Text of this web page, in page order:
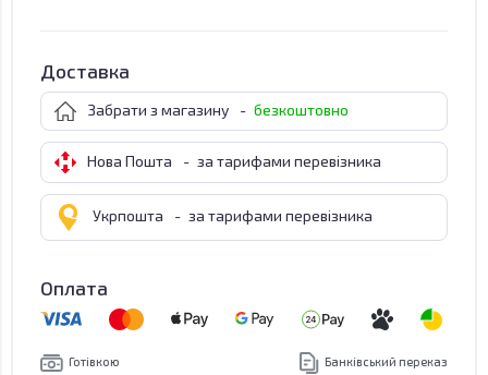
Доставка
Забрати з магазину - безкоштовно
Нова Пошта - за тарифами перевізника
Укрпошта - за тарифами перевізника
Оплата
Готівкою Банківський переказ